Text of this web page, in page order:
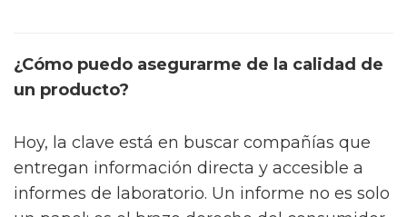
¿Cómo puedo asegurarme de la calidad de
un producto?
Hoy, la clave está en buscar compañías que
entregan información directa y accesible a
informes de laboratorio. Un informe no es solo